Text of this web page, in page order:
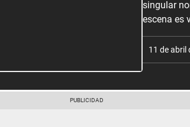
singular
escena es
11 de abril